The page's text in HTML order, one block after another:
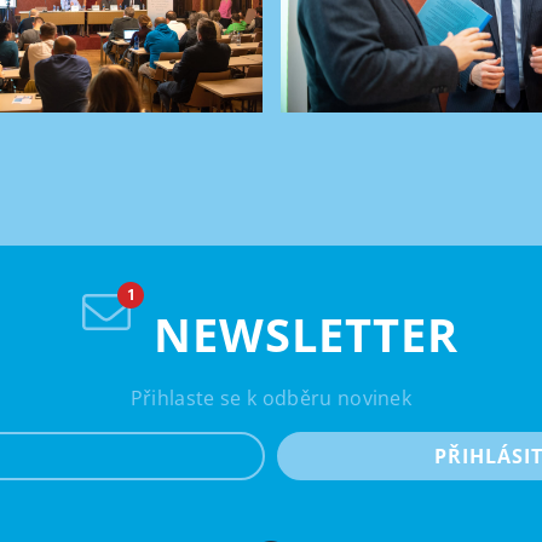
NEWSLETTER
Přihlaste se k odběru novinek
PŘIHLÁSIT